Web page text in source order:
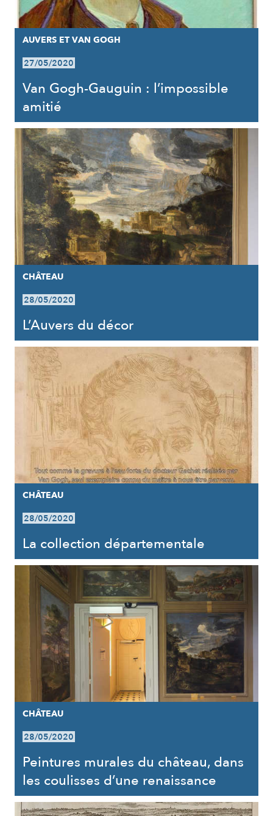
AUVERS ET VAN GOGH
27/05/2020
Van Gogh-Gauguin : l’impossible
amitié
CHÂTEAU
28/05/2020
L’Auvers du décor
CHÂTEAU
28/05/2020
La collection départementale
CHÂTEAU
28/05/2020
Peintures murales du château, dans
les coulisses d’une renaissance